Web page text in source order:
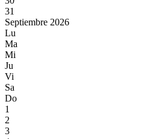
31
Septiembre 2026
Lu
Ma
Mi
Ju
Vi
Sa
Do
1
2
3